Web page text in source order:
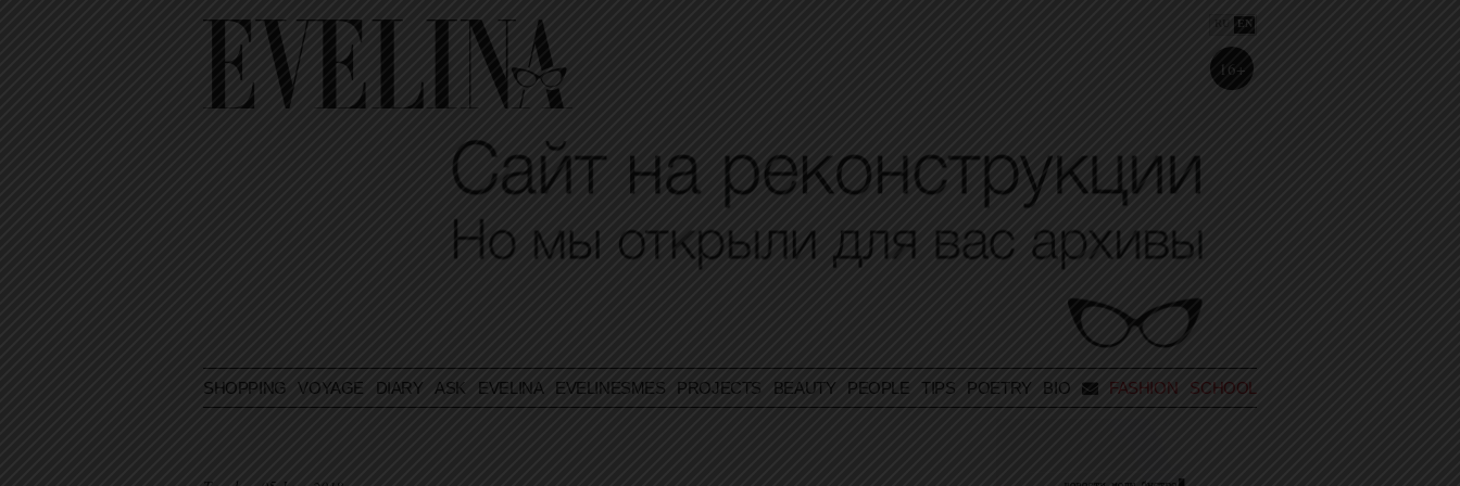
RU EN
16+
SHOPPING VOYAGE DIARY ASK EVELINA EVELINESMES PROJECTS BEAUTY PEOPLE TIPS POETRY BIO FASHION SCHOOL